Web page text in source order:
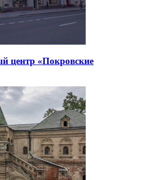
центр «Покровские